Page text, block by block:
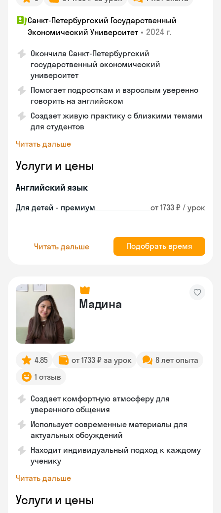
Санкт-Петербургский Государственный
Экономический Университет • 2024 г.
Окончила Санкт-Петербургский
государственный экономический
университет
Помогает подросткам и взрослым уверенно
говорить на английском
Создает живую практику с близкими темами
для студентов
Читать дальше
Услуги и цены
Английский язык
Для детей - премиум от 1733 ₽ / урок
Читать дальше Подобрать время
Мадина
4.85 от 1733 ₽ за урок
8 лет опыта
1 отзыв
Создает комфортную атмосферу для
уверенного общения
Использует современные материалы для
актуальных обсуждений
Находит индивидуальный подход к каждому
ученику
Читать дальше
Услуги и цены